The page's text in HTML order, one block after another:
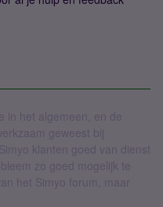
in het algemeen, en de
geweest bij
klanten goed van dienst
zo goed mogelijk te
het Simyo forum, maar